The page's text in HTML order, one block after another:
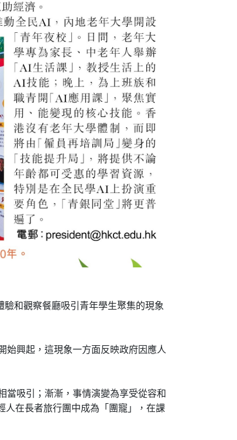
和觀察餐廳吸引青年學生聚集的現象
始興起，這現象一方面反映政府因應人
當吸引；漸漸，事情演變為享受從容和
在長者旅行團中成為「團寵」，在課